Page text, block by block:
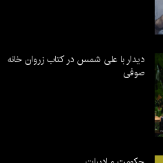
دیدار با علی شمس در کتاب زروان خانه
صوفی